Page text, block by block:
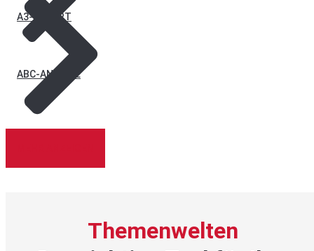
A3-REPORT
ABC-ANALYSE
Themenwelten